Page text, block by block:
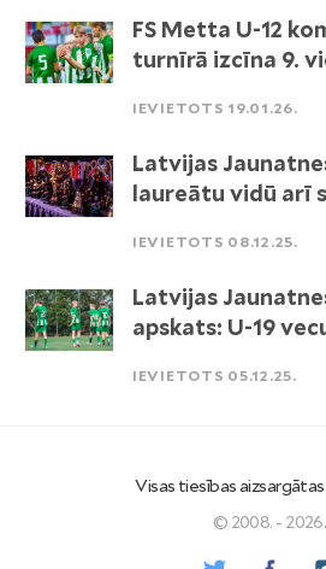
FS Metta U-12
turnīrā izcīna 9.
IEVIETOTS 19.01.26.
Latvijas
laureātu vidū arī
IEVIETOTS 08.12.25.
Latvijas
apskats: U-19
IEVIETOTS 05.12.25.
Visas tiesības aizsargātas
© 2008. - 2026.